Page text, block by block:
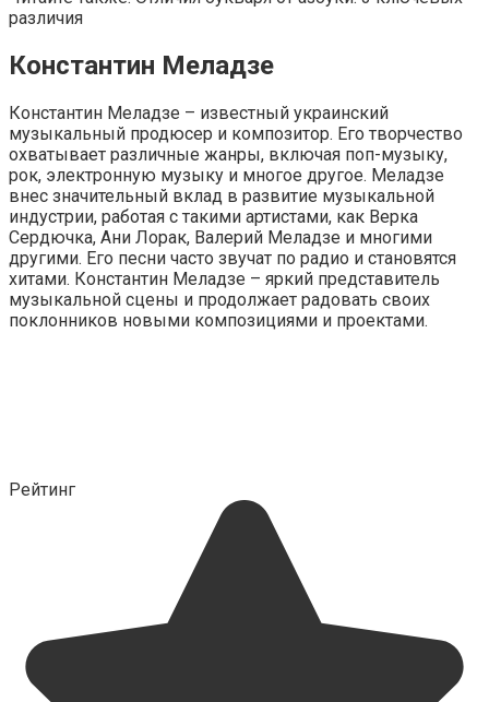
различия
Константин Меладзе
Константин Меладзе – известный украинский
музыкальный продюсер и композитор. Его творчество
охватывает различные жанры, включая поп-музыку,
рок, электронную музыку и многое другое. Меладзе
внес значительный вклад в развитие музыкальной
индустрии, работая с такими артистами, как Верка
Сердючка, Ани Лорак, Валерий Меладзе и многими
другими. Его песни часто звучат по радио и становятся
хитами. Константин Меладзе – яркий представитель
музыкальной сцены и продолжает радовать своих
поклонников новыми композициями и проектами.
Рейтинг